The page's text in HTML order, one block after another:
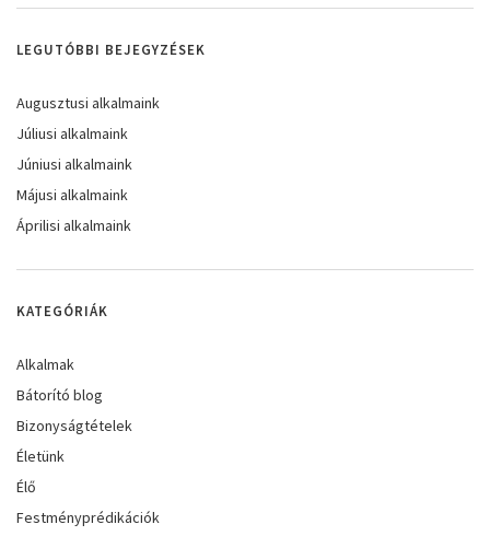
LEGUTÓBBI BEJEGYZÉSEK
Augusztusi alkalmaink
Júliusi alkalmaink
Júniusi alkalmaink
Májusi alkalmaink
Áprilisi alkalmaink
KATEGÓRIÁK
Alkalmak
Bátorító blog
Bizonyságtételek
Életünk
Élő
Festményprédikációk